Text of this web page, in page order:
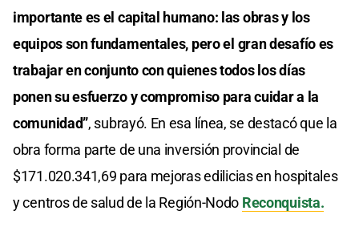
importante es el capital humano: las obras y los
equipos son fundamentales, pero el gran desafío es
trabajar en conjunto con quienes todos los días
ponen su esfuerzo y compromiso para cuidar a la
comunidad”, subrayó. En esa línea, se destacó que la
obra forma parte de una inversión provincial de
$171.020.341,69 para mejoras edilicias en hospitales
y centros de salud de la Región-Nodo Reconquista.